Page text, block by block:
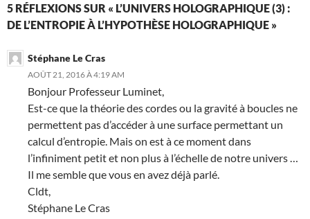
5 RÉFLEXIONS SUR « L’UNIVERS HOLOGRAPHIQUE (3) :
DE L’ENTROPIE À L’HYPOTHÈSE HOLOGRAPHIQUE »
Stéphane Le Cras
AOÛT 21, 2016 À 4:19 AM
Bonjour Professeur Luminet,
Est-ce que la théorie des cordes ou la gravité à boucles ne
permettent pas d’accéder à une surface permettant un
calcul d’entropie. Mais on est à ce moment dans
l’infiniment petit et non plus à l’échelle de notre univers …
Il me semble que vous en avez déjà parlé.
Cldt,
Stéphane Le Cras